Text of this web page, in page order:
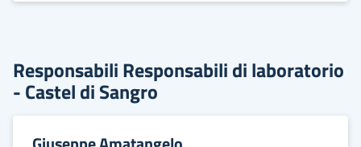
Responsabili Responsabili di laboratorio
- Castel di Sangro